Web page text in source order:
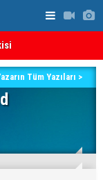
bildiri
Tüm Yazıları >